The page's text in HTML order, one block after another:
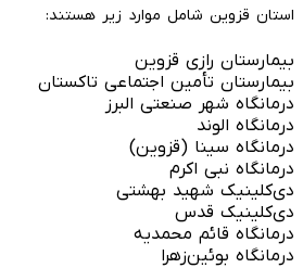
استان قزوین شامل موارد زیر هستند:
بیمارستان رازی قزوین
بیمارستان تأمین اجتماعی تاکستان
درمانگاه شهر صنعتی البرز
درمانگاه الوند
درمانگاه سینا (قزوین)
درمانگاه نبی اکرم
دی‌کلینیک شهید بهشتی
دی‌کلینیک قدس
درمانگاه قائم محمدیه
درمانگاه بوئین‌زهرا